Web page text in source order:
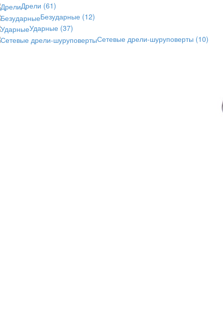
Дрели (61)
Безударные (12)
Ударные (37)
Сетевые дрели-шуруповерты (10)